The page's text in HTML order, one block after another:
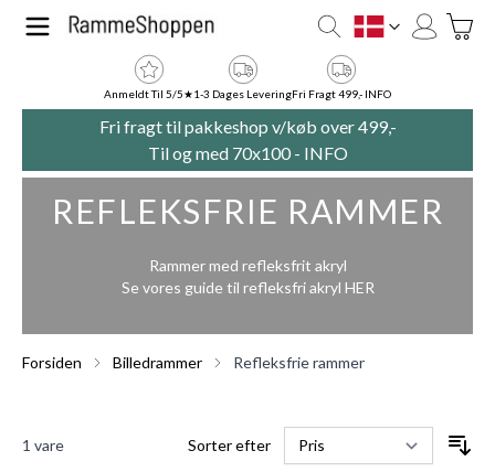
Skip to Content
DK
Anmeldt Til 5/5★1-3 Dages LeveringFri Fragt 499,- INFO
Fri fragt til pakkeshop v/køb over 499,-
Til og med 70x100 - INFO
REFLEKSFRIE RAMMER
Rammer med refleksfrit akryl
Se vores guide til refleksfri akryl HER
Forsiden Billedrammer Refleksfrie rammer
1 vare Sorter efter